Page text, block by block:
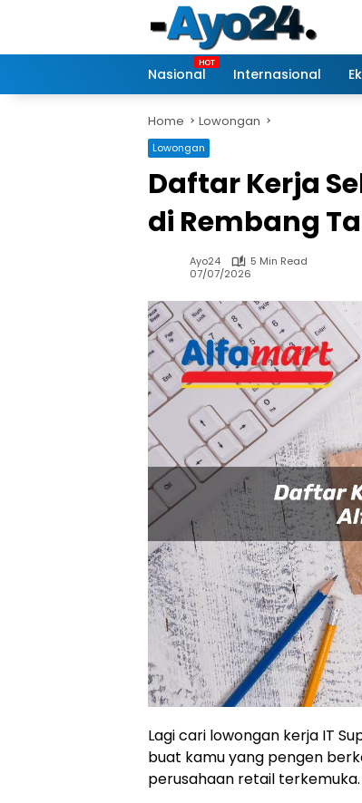
Nasional Internasional
Home Lowongan
Lowongan
Daftar Kerja
di Rembang
Ayo24
5 Min Read
07/07/2026
Lagi cari lowongan kerja IT
buat kamu yang pengen
perusahaan retail terkemuka.